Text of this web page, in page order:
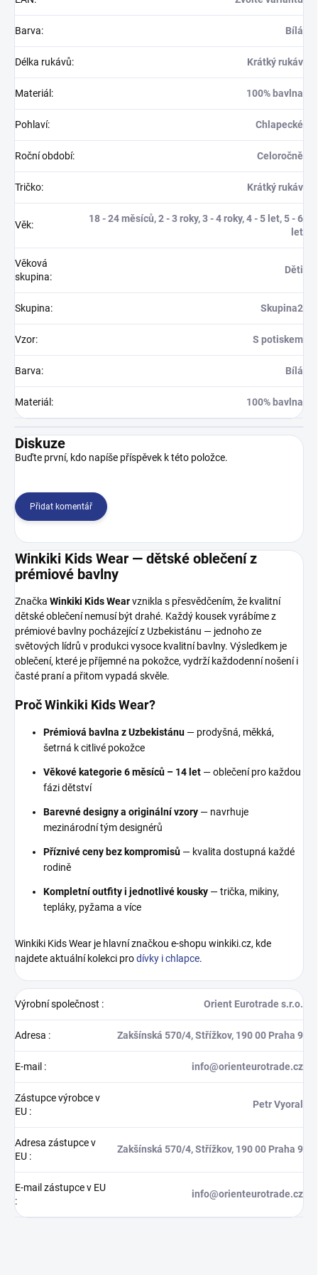
Barva: Bílá
Délka rukávů: Krátký rukáv
Materiál : 100% bavlna
Pohlaví: Chlapecké
Roční období: Celoročně
Tričko: Krátký rukáv
Věk:
18 - 24 měsíců, 2 - 3 roky, 3 - 4 roky, 4 - 5 let, 5 - 6
let
Věková
skupina:
Děti
Skupina: Skupina2
Vzor: S potiskem
Barva: Bílá
Materiál : 100% bavlna
Diskuze
Buďte první, kdo napíše příspěvek k této položce.
Přidat komentář
Winkiki Kids Wear — dětské oblečení z
prémiové bavlny
Značka Winkiki Kids Wearvznikla s přesvědčením, že kvalitní
dětské oblečení nemusí být drahé. Každý kousek vyrábíme z
prémiové bavlny pocházející z Uzbekistánu — jednoho ze
světových lídrů v produkci vysoce kvalitní bavlny. Výsledkem je
oblečení, které je příjemné na pokožce, vydrží každodenní nošení i
časté praní a přitom vypadá skvěle.
Proč Winkiki Kids Wear?
Prémiová bavlna z Uzbekistánu — prodyšná, měkká,
šetrná k citlivé pokožce
Věkové kategorie 6 měsíců – 14 let — oblečení pro každou
fázi dětství
Barevné designy a originální vzory — navrhuje
mezinárodní tým designérů
Příznivé ceny bez kompromisů — kvalita dostupná každé
rodině
Kompletní outfity i jednotlivé kousky — trička, mikiny,
tepláky, pyžama a více
Winkiki Kids Wear je hlavní značkou e-shopu winkiki.cz, kde
najdete aktuální kolekci prodívky i chlapce.
Výrobní společnost : Orient Eurotrade s.r.o.
Adresa : Zakšínská 570/4, Střížkov, 190 00 Praha 9
E-mail : info@orienteurotrade.cz
Zástupce výrobce v
EU :
Petr Vyoral
Adresa zástupce v
EU :
Zakšínská 570/4, Střížkov, 190 00 Praha 9
E-mail zástupce v EU
:
info@orienteurotrade.cz